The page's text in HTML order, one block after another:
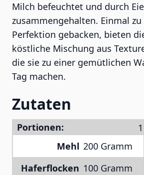
Milch befeuchtet und durch
zusammengehalten. Einmal
Perfektion gebacken, bieten
köstliche Mischung aus
die sie zu einer gemütlichen
Tag machen.
Zutaten
Portionen:
Mehl 200 Gramm
Haferflocken 100 Gramm